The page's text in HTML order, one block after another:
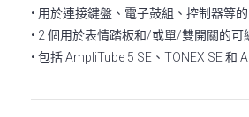
• 用於連接鍵盤、電子鼓組、控制器等
• 2 個用於表情踏板和/或單/雙開關的可
• 包括 AmpliTube 5 SE、TONEX SE 和